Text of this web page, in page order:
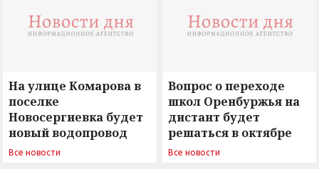
На улице Комарова в
поселке
Новосергиевка будет
новый водопровод
Все новости
Вопрос о переходе
школ Оренбуржья на
дистант будет
решаться в октябре
Все новости